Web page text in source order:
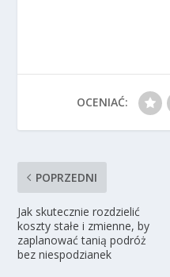
OCENIAĆ:
POPRZEDNI
Jak skutecznie rozdzielić
koszty stałe i zmienne, by
zaplanować tanią podróż
bez niespodzianek